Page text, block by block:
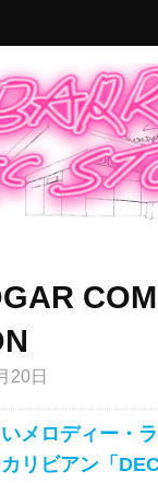
20日
メロディー・
リビアン「